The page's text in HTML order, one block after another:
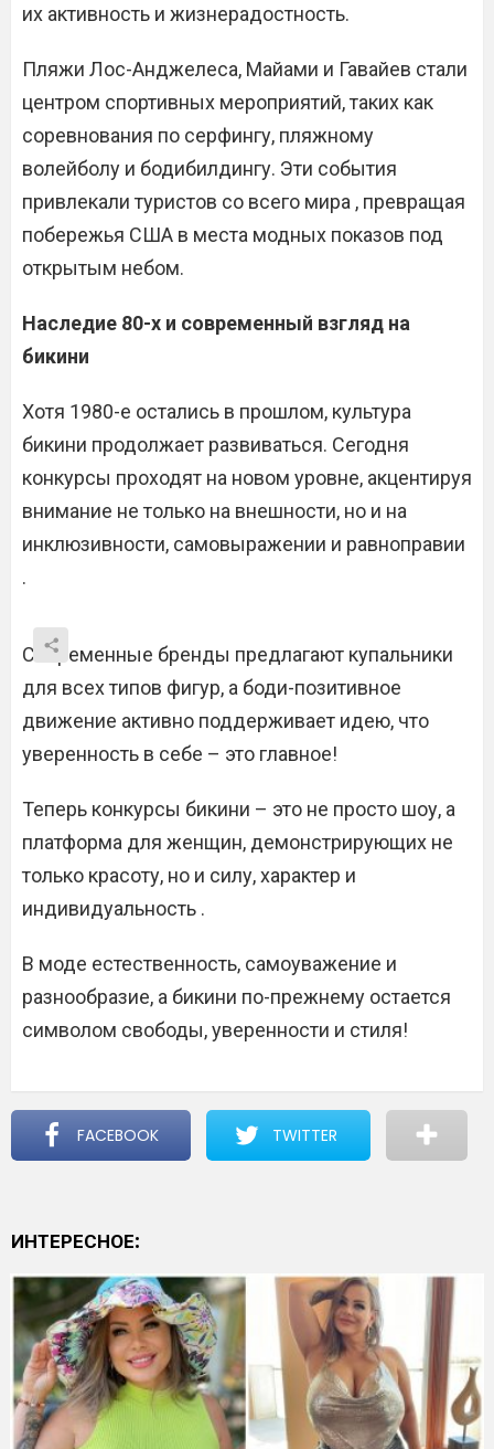
их активность и жизнерадостность.
Пляжи Лос-Анджелеса, Майами и Гавайев стали
центром спортивных мероприятий, таких как
соревнования по серфингу, пляжному
волейболу и бодибилдингу. Эти события
привлекали туристов со всего мира , превращая
побережья США в места модных показов под
открытым небом.
Наследие 80-х и современный взгляд на
бикини
Хотя 1980-е остались в прошлом, культура
бикини продолжает развиваться. Сегодня
конкурсы проходят на новом уровне, акцентируя
внимание не только на внешности, но и на
инклюзивности, самовыражении и равноправии
.
Современные бренды предлагают купальники
для всех типов фигур, а боди-позитивное
движение активно поддерживает идею, что
уверенность в себе – это главное!
Теперь конкурсы бикини – это не просто шоу, а
платформа для женщин, демонстрирующих не
только красоту, но и силу, характер и
индивидуальность .
В моде естественность, самоуважение и
разнообразие, а бикини по-прежнему остается
символом свободы, уверенности и стиля!
FACEBOOK TWITTER
ИНТЕРЕСНОЕ: